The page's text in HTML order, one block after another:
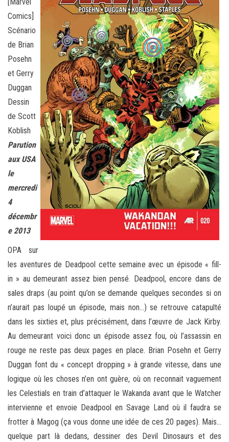
Comics]
Scénario
de Brian
Posehn
et Gerry
Duggan
Dessin
de Scott
Koblish
Parution
aux USA
le
mercredi
4
décembr
e 2013
OPA sur
les aventures de Deadpool cette semaine avec un épisode « fill-
in » au demeurant assez bien pensé. Deadpool, encore dans de
sales draps (au point qu’on se demande quelques secondes si on
n’aurait pas loupé un épisode, mais non…) se retrouve catapulté
dans les sixties et, plus précisément, dans l’œuvre de Jack Kirby.
Au demeurant voici donc un épisode assez fou, où l’assassin en
rouge ne reste pas deux pages en place. Brian Posehn et Gerry
Duggan font du « concept dropping » à grande vitesse, dans une
logique où les choses n’en ont guère, où on reconnait vaguement
les Celestials en train d’attaquer le Wakanda avant que le Watcher
intervienne et envoie Deadpool en Savage Land où il faudra se
frotter à Magog (ça vous donne une idée de ces 20 pages). Mais…
quelque part là dedans, dessiner des Devil Dinosaurs et des